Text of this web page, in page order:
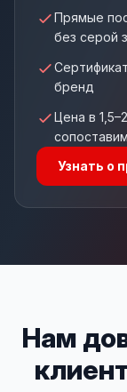
Прямые
без серой
бренд
Цена в
Узнать о
Нам